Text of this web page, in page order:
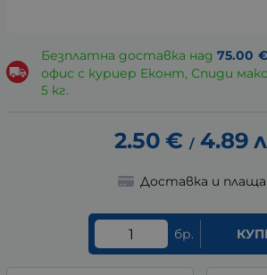
Безплатна доставка над 75.00 €
офис с куриер Еконт, Спиди
5 кг.
2.50 € / 4.89
Доставка и
бр.